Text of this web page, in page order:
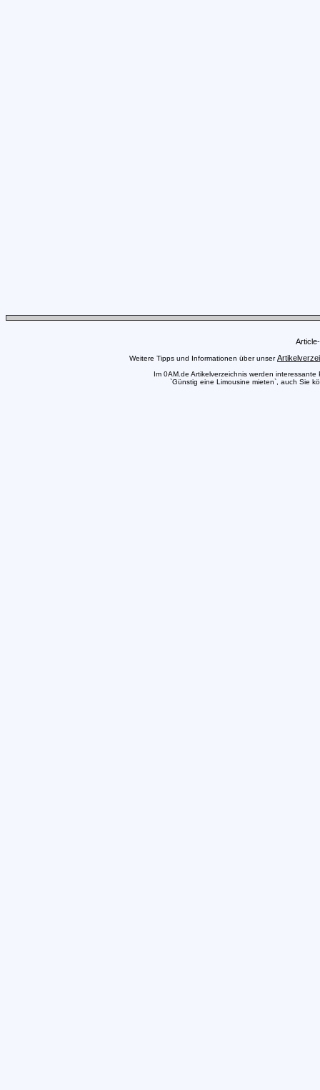
Weitere Tipps und Informationen über unser
Im 0AM.de Artikelverzeichnis werden
`Günstig eine Limousine mieten`, auch Sie